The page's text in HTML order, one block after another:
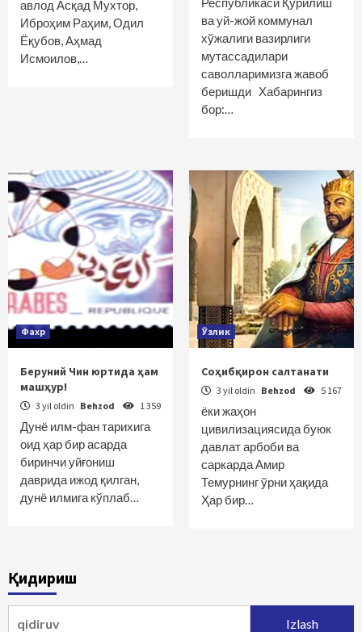
авлод Асқад Мухтор,
Иброҳим Раҳим, Одил
Ёқубов, Аҳмад
Исмоилов,…
ва уй-жой коммунал
хўжалиги вазирлиги
мутассадилари
саволларимизга жавоб
беришди Хабарингиз
бор:…
Фахр
Беруний Чин юртида ҳам
машҳур!
3 yil oldin Behzod 1 359
Дунё илм-фан тарихига
оид ҳар бир асарда
биринчи уйғониш
даврида ижод қилган,
дунё илмига кўплаб…
Ўзлик
Соҳибқирон салтанати
3 yil oldin Behzod 5 167
ёки жаҳон
цивилизациясида буюк
давлат арбоби ва
саркарда Амир
Темурнинг ўрни ҳақида
Ҳар бир…
Қидириш